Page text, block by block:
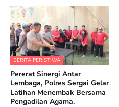
BERITA PERISTIWA
Pererat Sinergi Antar
Lembaga, Polres Sergai Gelar
Latihan Menembak Bersama
Pengadilan Agama.